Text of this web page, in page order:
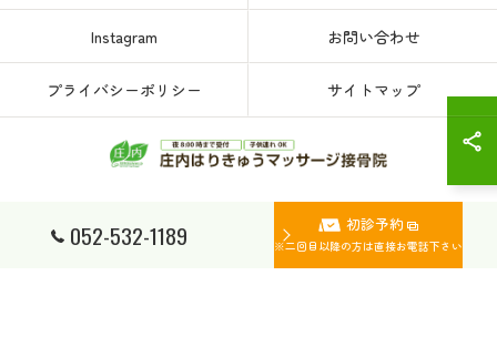
052-532-1189 初診予約
※二回目以降の方は直接お電話下さい
Instagram お問い合わせ
プライバシーポリシー サイトマップ
© 2026 愛知県、名古屋市西区の接骨院なら庄内はりきゅうマッサージ接骨院 ALL
RIGHTS RESERVED.